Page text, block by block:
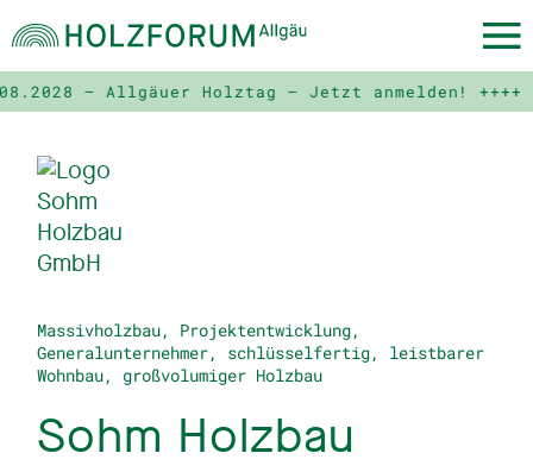
– Allgäuer Holztag – Jetzt anmelden! ++++
Massivholzbau, Projektentwicklung,
Generalunternehmer, schlüsselfertig, leistbarer
Wohnbau, großvolumiger Holzbau
Sohm Holzbau